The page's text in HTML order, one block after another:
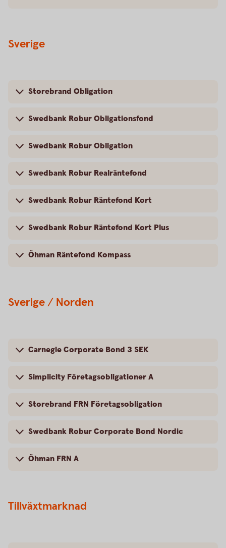
Sverige
Storebrand Obligation
Swedbank Robur Obligationsfond
Swedbank Robur Obligation
Swedbank Robur Realräntefond
Swedbank Robur Räntefond Kort
Swedbank Robur Räntefond Kort Plus
Öhman Räntefond Kompass
Sverige / Norden
Carnegie Corporate Bond 3 SEK
Simplicity Företagsobligationer A
Storebrand FRN Företagsobligation
Swedbank Robur Corporate Bond Nordic
Öhman FRN A
Tillväxtmarknad